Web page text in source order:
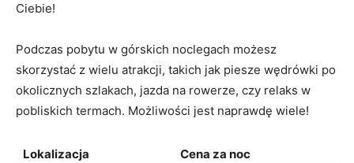
⁢Ciebie!
Podczas pobytu w górskich ​noclegach możesz​
skorzystać z wielu atrakcji, takich jak ⁤piesze ‍wędrówki po​
okolicznych szlakach, jazda na ​rowerze, czy relaks w
pobliskich termach. Możliwości jest naprawdę wiele!
Lokalizacja
Cena⁣ za noc